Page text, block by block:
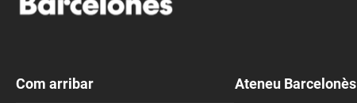
Com arribar Ateneu Barcelonès